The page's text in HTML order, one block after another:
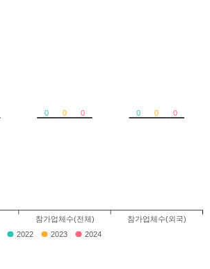
0 0
0 0
0 0
참가업체수(전체) 참가업체수(외국)
2022 2023 2024